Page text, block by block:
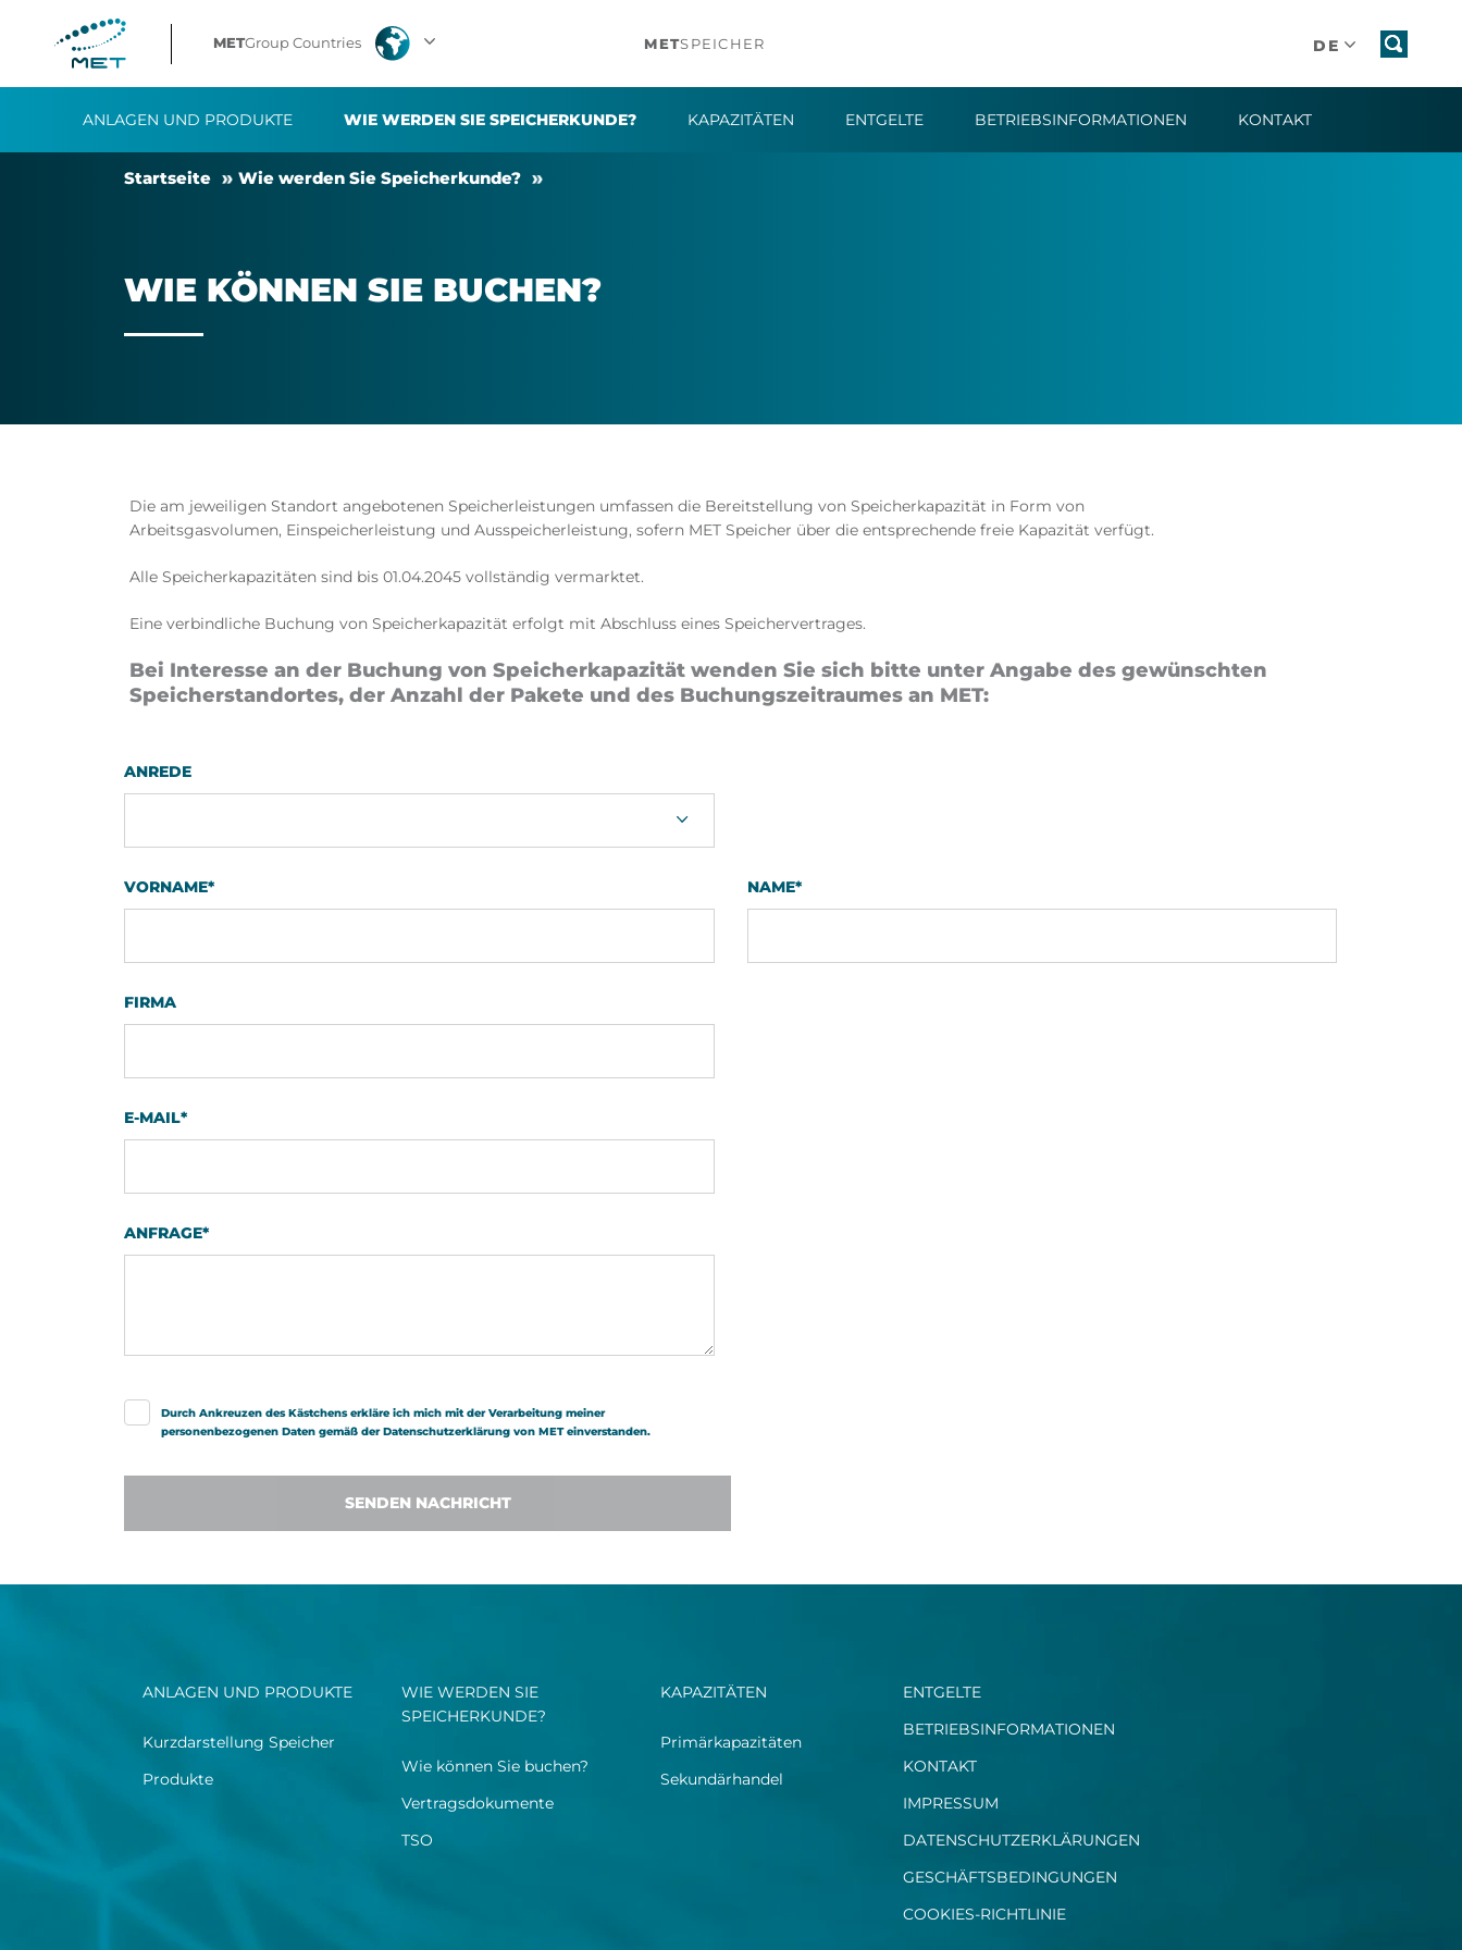
Wie
können
buchen?​
METGroup Countries METSPEICHER DE
ANLAGEN UND PRODUKTE WIE WERDEN SIE SPEICHERKUNDE?​ KAPAZITÄTEN ENTGELTE BETRIEBSINFORMATIONEN​ KONTAKT​
Start­sei­te Wie wer­den Sie Speicherkunde?​
WIE KÖN­NEN SIE BUCHEN?​
Die am jeweiligen Standort angebotenen Speicherleistungen umfassen die Bereitstellung von Speicherkapazität in Form von
Arbeitsgasvolumen, Einspeicherleistung und Ausspeicherleistung, sofern MET Speicher über die entsprechendefreie Kapazität verfügt.
Alle Speicherkapazitäten sind bis 01.04.2045 vollständig vermarktet.​
Eine verbindliche Buchung von Speicherkapazität erfolgt mit Abschluss eines Speichervertrages.
Bei Interesse an der Buchung von Speicherkapazität wenden Sie sich bitte unter Angabe des gewünschten
Speicherstandortes,der Anzahl der Pakete und des Buchungszeitraumes an MET:
ANREDE
VORNAME* NAME*
FIRMA
E-MAIL*
ANFRAGE*
Durch Ankreuzen des Kästchens erkläre ich mich mit der Verarbeitung meiner
personenbezogenen Daten gemäß derDatenschutzerklärung von MET einverstanden.
SENDEN NACHRICHT
ANLAGEN UND PRODUKTE
Kurzdarstellung Speicher
Produkte​
WIE WERDEN SIE
SPEICHERKUNDE?​
Wie können Sie buchen?​
Vertragsdokumente
TSO​
KAPAZITÄTEN
Primärkapazitäten
Sekundärhandel​
ENTGELTE
BETRIEBSINFORMATIONEN​
KONTAKT​
IMPRESSUM
DATENSCHUTZERKLÄRUNGEN
GESCHÄFTSBEDINGUNGEN
COOKIES-RICHTLINIE